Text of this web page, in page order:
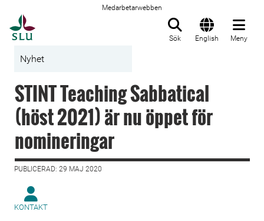
Medarbetarwebben
Sök English Meny
Nyhet
STINT Teaching Sabbatical
(höst 2021) är nu öppet för
nomineringar
PUBLICERAD: 29 MAJ 2020
KONTAKT